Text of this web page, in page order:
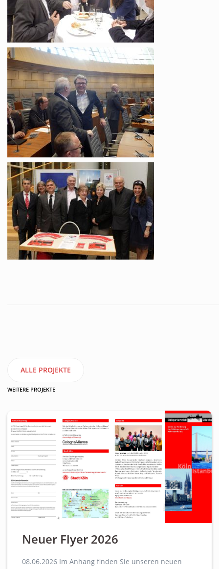
ALLE PROJEKTE
WEITERE PROJEKTE
Neuer Flyer 2026
08.06.2026 Im Anhang finden Sie unseren neuen